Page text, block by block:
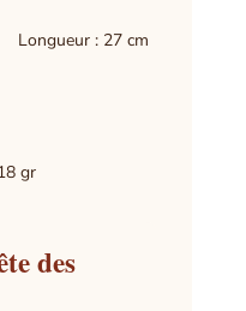
27 cm
des